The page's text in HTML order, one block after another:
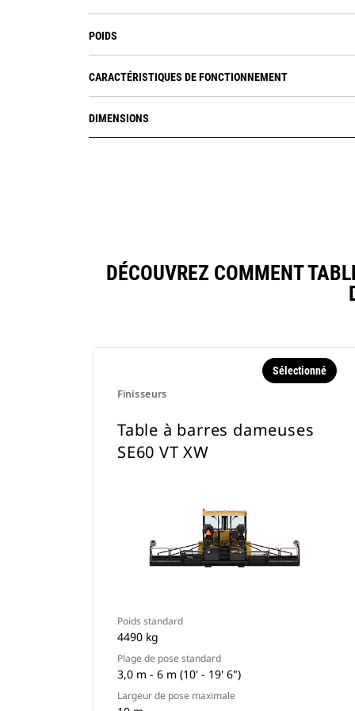
POIDS
CARACTÉRISTIQUES DE FONCTIONNEMENT
DIMENSIONS
DÉCOUVREZ COMMENT
Finisseurs
Sélectionné
Table à barres dameuses
SE60 VT XW
Poids standard
4490 kg
Plage de pose standard
3,0 m - 6 m (10' - 19' 6")
Largeur de pose maximale